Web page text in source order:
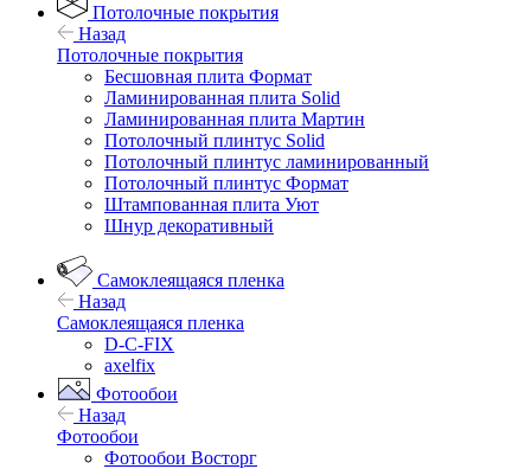
Потолочные покрытия
Назад
Потолочные покрытия
Бесшовная плита Формат
Ламинированная плита Solid
Ламинированная плита Мартин
Потолочный плинтус Solid
Потолочный плинтус ламинированный
Потолочный плинтус Формат
Штампованная плита Уют
Шнур декоративный
Самоклеящаяся пленка
Назад
Самоклеящаяся пленка
D-C-FIX
axelfix
Фотообои
Назад
Фотообои
Фотообои Восторг